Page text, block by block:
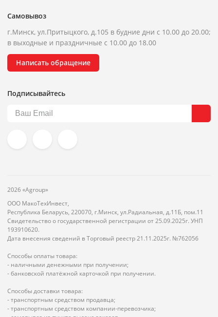
Самовывоз
г.Минск, ул.Притыцкого, д.105 в будние дни с 10.00 до 20.00;
в выходные и праздничные с 10.00 до 18.00
Написать обращение
Подписывайтесь
2026 «Agroup»
ООО МакоТехИнвест,
Республика Беларусь, 220070, г.Минск, ул.Радиальная, д.11Б, пом.11
Свидетельство о государственной регистрации от 25.09.2025г. УНП
193910620.
Дата внесения сведений в Торговый реестр 21.11.2025г. №762056
Способы оплаты товара:
- наличными денежными при получении;
- банковской платёжной карточкой при получении.
Способы доставки товара:
- транспортным средством продавца;
- транспортным средством компании-перевозчика;